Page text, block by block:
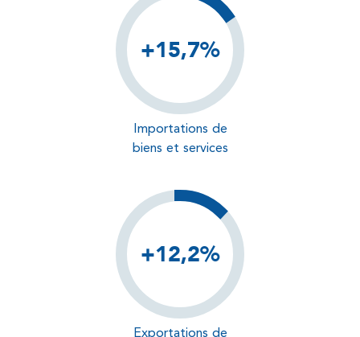
+15,7%
Importations de
biens et services
+12,2%
Exportations de